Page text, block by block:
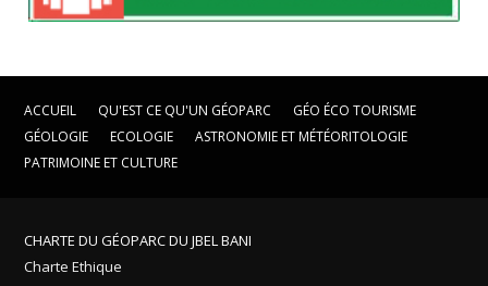
ACCUEIL QU'EST CE QU'UN GÉOPARC
GÉO ÉCO TOURISME
GÉOLOGIE
ECOLOGIE
ASTRONOMIE ET MÉTÉORITOLOGIE
PATRIMOINE ET CULTURE
CHARTE DU GÉOPARC DU JBEL BANI
Charte Ethique